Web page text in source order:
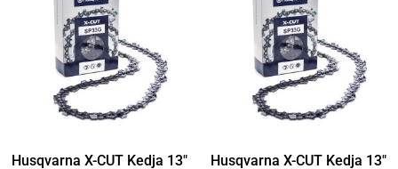
Husqvarna X-CUT Kedja 13″
Husqvarna X-CUT Kedja 13″